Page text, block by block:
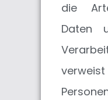
die
Daten